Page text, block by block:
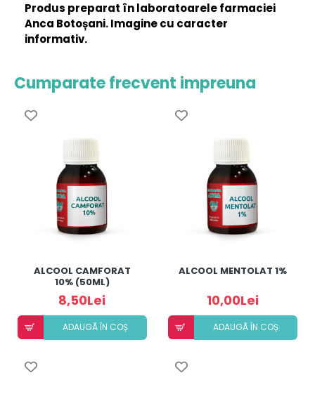
Produs preparat în laboratoarele farmaciei
Anca Botoșani. Imagine cu caracter
informativ.
Cumparate frecvent impreuna
ALCOOL CAMFORAT
10% (50ML)
8,50Lei
ADAUGÃ ÎN COȘ
ALCOOL MENTOLAT 1%
10,00Lei
ADAUGÃ ÎN COȘ